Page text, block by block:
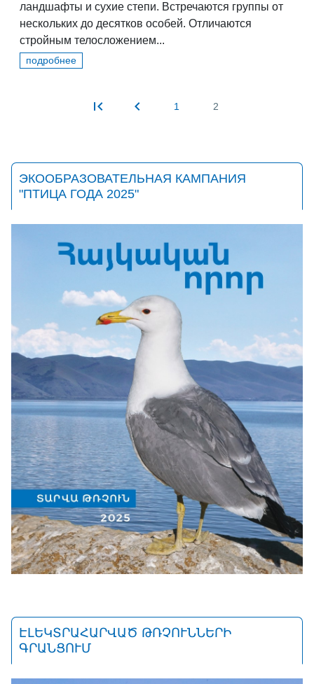
ландшафты и сухие степи. Встречаются группы от
нескольких до десятков особей. Отличаются
стройным телосложением...
подробнее
1 2
ЭКООБРАЗОВАТЕЛЬНАЯ КАМПАНИЯ
"ПТИЦА ГОДА 2025"
ԷԼԵԿՏՐԱՀԱՐՎԱԾ ԹՌՉՈՒՆՆԵՐԻ
ԳՐԱՆՑՈՒՄ